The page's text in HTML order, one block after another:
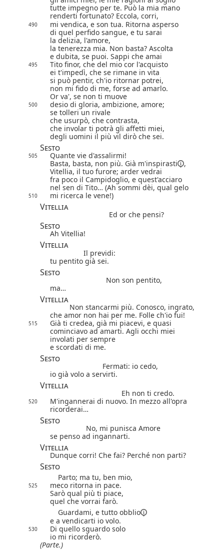
tutte impegno per te. Può la mia mano
renderti fortunato? Eccola, corri,
490
mi vendica, e son tua. Ritorna asperso
di quel perfido sangue, e tu sarai
la delizia, l'amore,
la tenerezza mia. Non basta? Ascolta
e dubita, se puoi. Sappi che amai
495
Tito finor, che del mio cor l'acquisto
ei t'impedì, che se rimane in vita
si può pentir, ch'io ritornar potrei,
non mi fido di me, forse ad amarlo.
Or va', se non ti muove
500
desio di gloria, ambizione, amore;
se tolleri un rivale
che usurpò, che contrasta,
che involar ti potrà gli affetti miei,
degli uomini il più vil dirò che sei.
Sesto
505
Quante vie d'assalirmi!
Basta, basta, non più. Già m'inspirasti
,
Vitellia, il tuo furore; arder vedrai
fra poco il Campidoglio, e quest'acciaro
nel sen di Tito… (Ah sommi dèi, qual gelo
510 mi ricerca le vene!)
Vitellia
Ed or che pensi?
Sesto
Ah Vitellia!
Vitellia
Il previdi:
tu pentito già sei.
Sesto
Non son pentito,
ma…
Vitellia
Non stancarmi più. Conosco, ingrato,
che amor non hai per me. Folle ch'io fui!
515
Già ti credea, già mi piacevi, e quasi
cominciavo ad amarti. Agli occhi miei
involati per sempre
e scordati di me.
Sesto
Fermati: io cedo,
io già volo a servirti.
Vitellia
Eh non ti credo.
520
M'ingannerai di nuovo. In mezzo all'opra
ricorderai…
Sesto
No, mi punisca Amore
se penso ad ingannarti.
Vitellia
Dunque corri! Che fai? Perché non parti?
Sesto
Parto; ma tu, ben mio,
525
meco ritorna in pace.
Sarò qual più ti piace,
quel che vorrai farò.
Guardami, e tutto obblio
e a vendicarti io volo.
530
Di quello sguardo solo
io mi ricorderò.
(Parte.)